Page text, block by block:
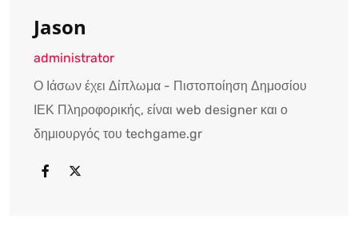
Jason
administrator
Ο Ιάσων έχει Δίπλωμα - Πιστοποίηση Δημοσίου
ΙΕΚ Πληροφορικής, είναι web designer και ο
δημιουργός του techgame.gr